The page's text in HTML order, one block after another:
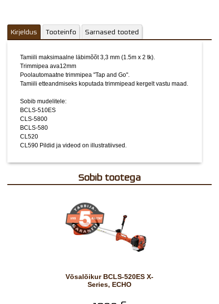
Kirjeldus Tooteinfo Sarnased tooted
Tamiili maksimaalne läbimõõt 3,3 mm (1.5m x 2 tk).
Trimmipea ava12mm
Poolautomaatne trimmipea "Tap and Go".
Tamiili etteandmiseks koputada trimmipead kergelt vastu maad.
Sobib mudelitele:
BCLS-510ES
CLS-5800
BCLS-580
CL520
CL590 Pildid ja videod on illustratiivsed.
Sobib tootega
Võsalõikur BCLS-520ES X-
Series, ECHO